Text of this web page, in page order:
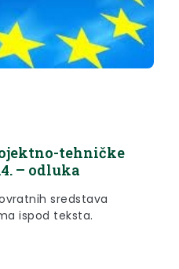
tehničke
– odluka
sredstava
ispod teksta.